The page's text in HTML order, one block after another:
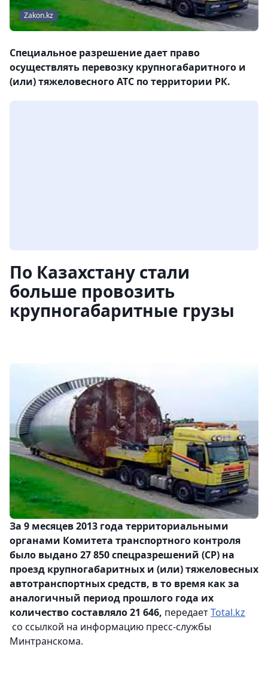
Zakon.kz
Специальное разрешение дает право
осуществлять перевозку крупногабаритного и
(или) тяжеловесного АТС по территории РК.
По Казахстану стали
больше провозить
крупногабаритные грузы
За 9 месяцев 2013 года территориальными
органами Комитета транспортного контроля
было выдано 27 850 спецразрешений (СР) на
проезд крупногабаритных и (или) тяжеловесных
автотранспортных средств, в то время как за
аналогичный период прошлого года их
количество составляло 21 646, передаетTotal.kz
со ссылкой на информацию пресс-службы
Минтранскома.